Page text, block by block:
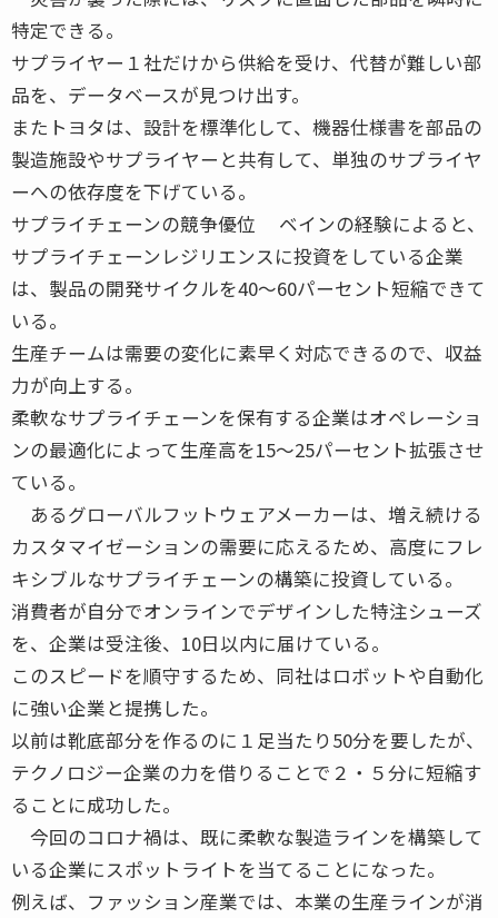
特定できる。
サプライヤー１社だけから供給を受け、代替が難しい部
品を、データベースが見つけ出す。
またトヨタは、設計を標準化して、機器仕様書を部品の
製造施設やサプライヤーと共有して、単独のサプライヤ
ーへの依存度を下げている。
サプライチェーンの競争優位 ベインの経験によると、
サプライチェーンレジリエンスに投資をしている企業
は、製品の開発サイクルを40～60パーセント短縮できて
いる。
生産チームは需要の変化に素早く対応できるので、収益
力が向上する。
柔軟なサプライチェーンを保有する企業はオペレーショ
ンの最適化によって生産高を15～25パーセント拡張させ
ている。
あるグローバルフットウェアメーカーは、増え続ける
カスタマイゼーションの需要に応えるため、高度にフレ
キシブルなサプライチェーンの構築に投資している。
消費者が自分でオンラインでデザインした特注シューズ
を、企業は受注後、10日以内に届けている。
このスピードを順守するため、同社はロボットや自動化
に強い企業と提携した。
以前は靴底部分を作るのに１足当たり50分を要したが、
テクノロジー企業の力を借りることで２・５分に短縮す
ることに成功した。
今回のコロナ禍は、既に柔軟な製造ラインを構築して
いる企業にスポットライトを当てることになった。
例えば、ファッション産業では、本業の生産ラインが消